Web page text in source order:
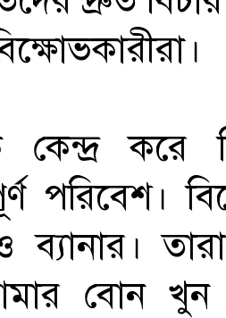
কেন্দ্র
পরিবেশ।
ও ব্যানার।
বোন